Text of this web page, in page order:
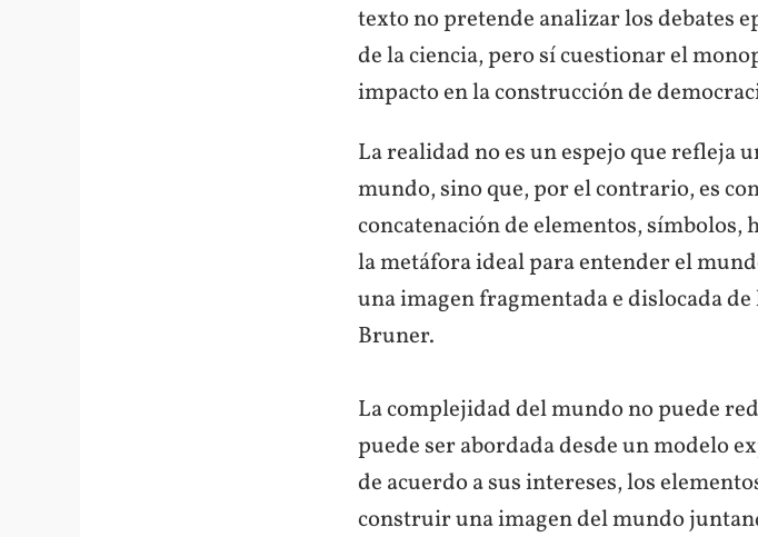
texto no pretende analizar los debates
de la ciencia, pero sí cuestionar el
impacto en la construcción de
La realidad no es un espejo que refleja
mundo, sino que, por el contrario, es
concatenación de elementos,
la metáfora ideal para entender el
una imagen fragmentada e dislocada
Bruner.
La complejidad del mundo no puede
puede ser abordada desde un modelo
de acuerdo a sus intereses, los
construir una imagen del mundo